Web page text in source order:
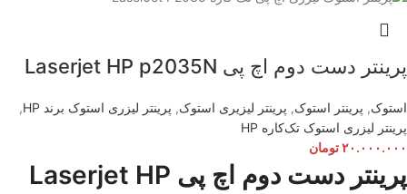
پرینتر دست دوم اچ پی Laserjet HP p2035N
استوک, پرینتر استوک, پرینتر لیزیری استوک, پرینتر لیزری استوک برند HP
,
پرینتر لیزری استوک تک‌کار‌ه HP
۲۰.۰۰۰.۰۰۰تومان
پرینتر دست دوم اچ پی Laserjet HP